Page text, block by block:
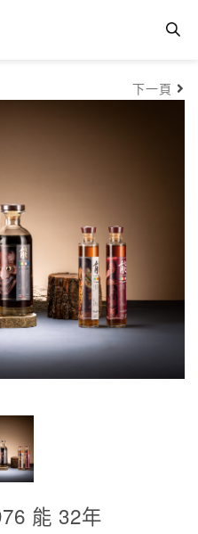
下一頁
能 32年